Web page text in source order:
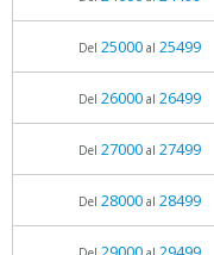
Del 25000al 25499
Del 26000al 26499
Del 27000al 27499
Del 28000al 28499